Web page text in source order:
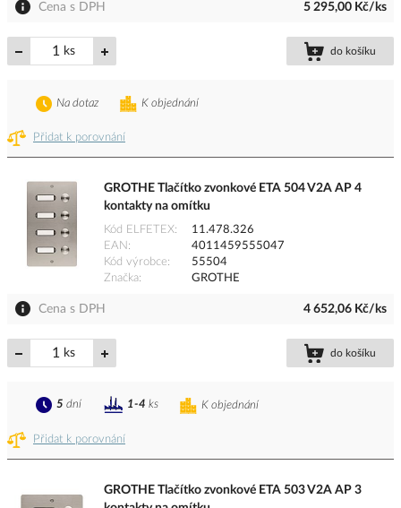
Cena s DPH 5 295,00 Kč/ks
ks do košíku
Přidat k porovnání
K objednání
Na dotaz
GROTHE Tlačítko zvonkové ETA 504 V2A AP 4
kontakty na omítku
Kód ELFETEX
11.478.326
EAN
4011459555047
Kód výrobce
55504
Značka
GROTHE
Cena s DPH 4 652,06 Kč/ks
ks do košíku
Přidat k porovnání
K objednání
5 dní 1-4 ks
GROTHE Tlačítko zvonkové ETA 503 V2A AP 3